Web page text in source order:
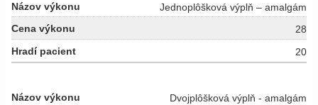
Jednoplôšková výplň – amalgám
28
20
Dvojplôšková výplň - amalgám